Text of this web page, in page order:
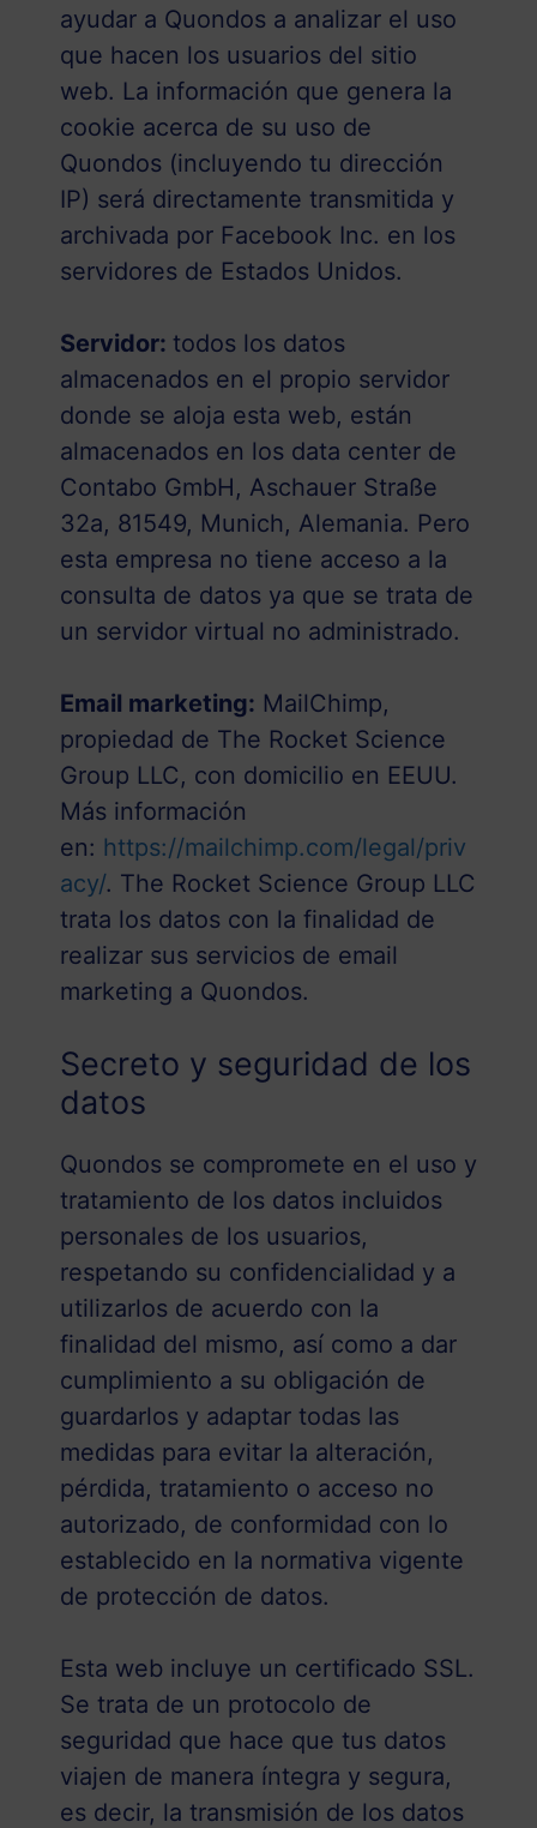
ayudar a Quondos a analizar el uso
que hacen los usuarios del sitio
web. La información que genera la
cookie acerca de su uso de
Quondos (incluyendo tu dirección
IP) será directamente transmitida y
archivada por Facebook Inc. en los
servidores de Estados Unidos.
Servidor: todos los datos
almacenados en el propio servidor
donde se aloja esta web, están
almacenados en los data center de
Contabo GmbH, Aschauer Straße
32a, 81549, Munich, Alemania. Pero
esta empresa no tiene acceso a la
consulta de datos ya que se trata de
un servidor virtual no administrado.
Email marketing: MailChimp,
propiedad de The Rocket Science
Group LLC, con domicilio en EEUU.
Más información
en: https://mailchimp.com/legal/priv
acy/. The Rocket Science Group LLC
trata los datos con la finalidad de
realizar sus servicios de email
marketing a Quondos.
Secreto y seguridad de los
datos
Quondos se compromete en el uso y
tratamiento de los datos incluidos
personales de los usuarios,
respetando su confidencialidad y a
utilizarlos de acuerdo con la
finalidad del mismo, así como a dar
cumplimiento a su obligación de
guardarlos y adaptar todas las
medidas para evitar la alteración,
pérdida, tratamiento o acceso no
autorizado, de conformidad con lo
establecido en la normativa vigente
de protección de datos.
Esta web incluye un certificado SSL.
Se trata de un protocolo de
seguridad que hace que tus datos
viajen de manera íntegra y segura,
es decir, la transmisión de los datos